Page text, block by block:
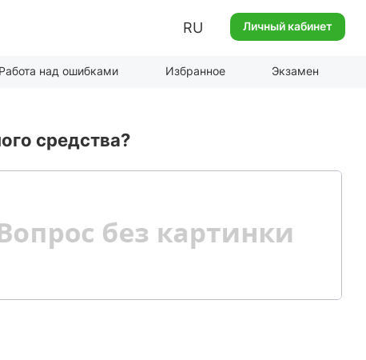
RU Личный кабинет
Работа над ошибками Избранное Экзамен
средства?